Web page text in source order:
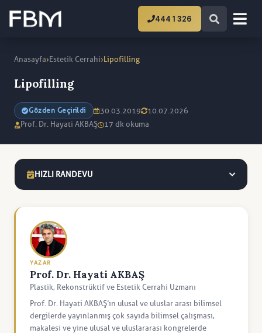
444 1 326
Anasayfa›Estetik Cerrahi›Lipofilling
Lipofilling
Gözden Geçirildi 30.03.2019
10.07.2026
Prof. Dr. Hayati AKBAŞ
17 dk okuma
HIZLI RANDEVU
YAZAR
Prof. Dr. Hayati AKBAŞ
Plastik, Rekonstrüktif ve Estetik Cerrahi Uzmanı
Prof. Dr. Hayati AKBAŞ’ın ulusal ve uluslar arası bilimsel
dergilerde yayınlanmış çok sayıda bilimsel çalışması,
makalesi ve yine ulusal ve uluslararası kongrelerde